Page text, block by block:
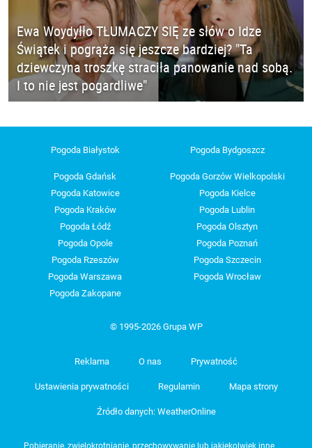
Ewa Woydyłło TŁUMACZY SIĘ ze słów o Idze
Świątek i pogrąża się jeszcze bardziej? "Ta
dziewczyna troszkę straciła panowanie nad sobą.
I to nie jest pogardliwe"
Pogoda Białystok Pogoda Bydgoszcz
Pogoda Gdańsk
Pogoda Gorzów Wielkopolski
Pogoda Katowice
Pogoda Kielce
Pogoda Kraków
Pogoda Lublin
Pogoda Łódź
Pogoda Olsztyn
Pogoda Opole
Pogoda Poznań
Pogoda Rzeszów
Pogoda Szczecin
Pogoda Warszawa
Pogoda Wrocław
Pogoda Zakopane
© 1995-2026 Grupa WP
Reklama O nas Prywatność
Ustawienia prywatności Regulamin Mapa strony
Źródło danych: WeatherOnline
Pobieranie, zwielokrotnianie, przechowywanie lub jakiekolwiek inne